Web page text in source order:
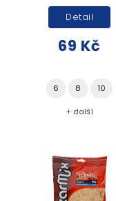
69 Kč
Detail
6 8 10
+ další